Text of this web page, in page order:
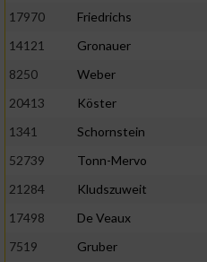
17970
Friedrichs
14121
Gronauer
8250
Weber
20413
Köster
1341
Schornstein
52739
Tonn-Mervo
21284
Kludszuweit
17498
De Veaux
7519
Gruber